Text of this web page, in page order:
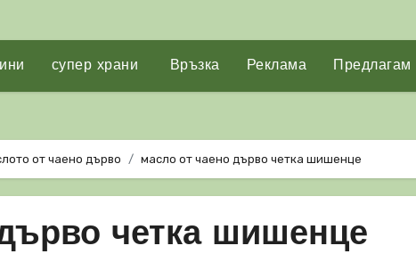
супер храни Връзка Реклама Предлагам
от чаено дърво масло от чаено дърво четка шишенце
четка шишенце